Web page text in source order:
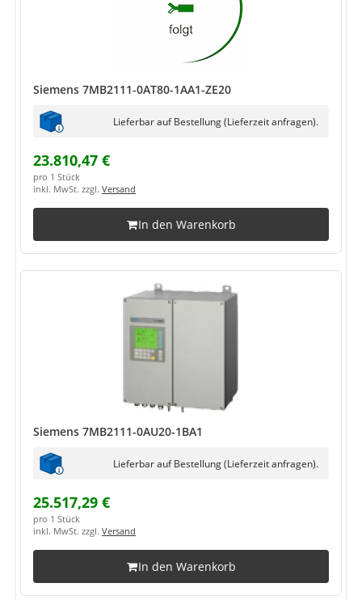
Siemens 7MB2111-0AT80-1AA1-ZE20
Lieferbar auf Bestellung (Lieferzeit anfragen).
23.810,47 €
pro 1 Stück
inkl. MwSt. zzgl. Versand
In den Warenkorb
Siemens 7MB2111-0AU20-1BA1
Lieferbar auf Bestellung (Lieferzeit anfragen).
25.517,29 €
pro 1 Stück
inkl. MwSt. zzgl. Versand
In den Warenkorb